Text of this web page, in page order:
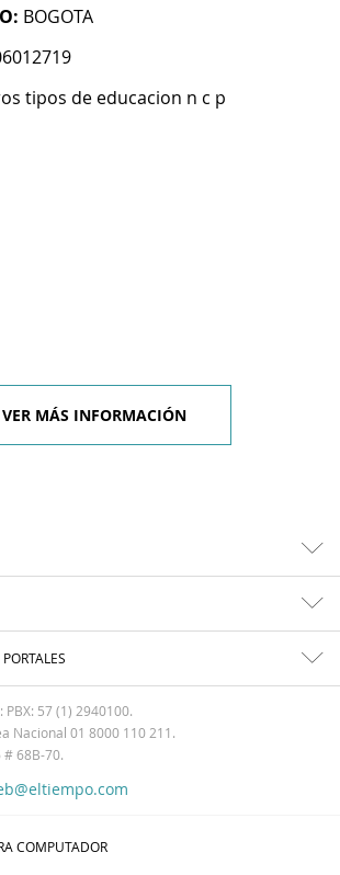
BOGOTA
tipos de educacion n c p
VER MÁS INFORMACIÓN
57 (1) 2940100.
Nacional 01 8000 110 211.
# 68B-70.
COMPUTADOR